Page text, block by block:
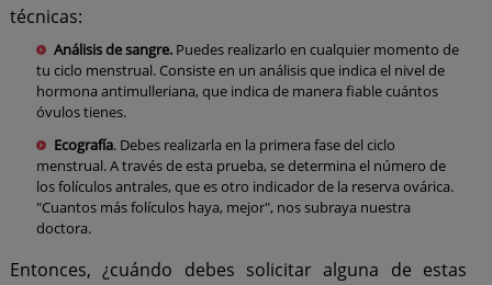
técnicas:
Análisis de sangre.Puedes realizarlo en cualquier momento de
tu ciclo menstrual. Consiste en un análisis que indica el nivel de
hormona antimulleriana, que indica de manera fiable cuántos
óvulos tienes.
Ecografía. Debes realizarla en la primera fase del ciclo
menstrual. A través de esta prueba, se determina el número de
los folículos antrales, que es otro indicador de la reserva ovárica.
"Cuantos más folículos haya, mejor", nos subraya nuestra
doctora.
Entonces, ¿cuándo debes solicitar alguna de estas